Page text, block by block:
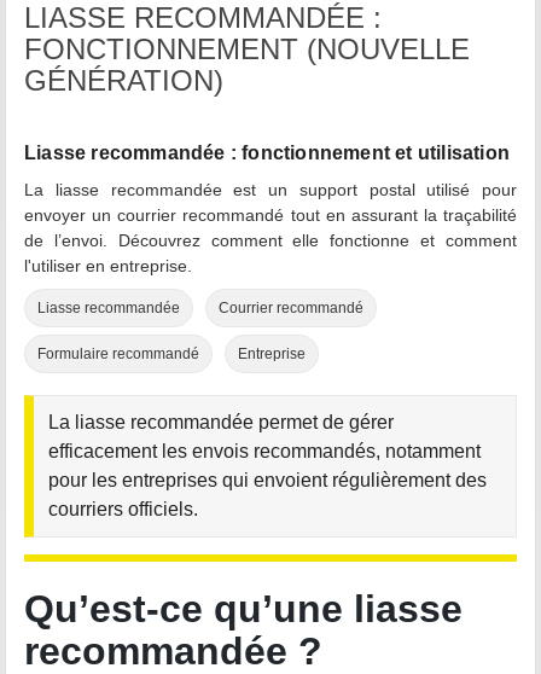
LIASSE RECOMMANDÉE :
FONCTIONNEMENT (NOUVELLE
GÉNÉRATION)
Liasse recommandée : fonctionnement et utilisation
La liasse recommandée est un support postal utilisé pour
envoyer un courrier recommandé tout en assurant la traçabilité
de l’envoi. Découvrez comment elle fonctionne et comment
l'utiliser en entreprise.
Liasse recommandée Courrier recommandé
Formulaire recommandé Entreprise
La liasse recommandée permet de gérer
efficacement les envois recommandés, notamment
pour les entreprises qui envoient régulièrement des
courriers officiels.
Qu’est-ce qu’une liasse
recommandée ?